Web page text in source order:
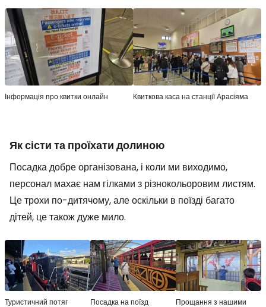
Інформація про квитки онлайн Квиткова каса на станції Арасіяма
Як сісти та проїхати долиною
Посадка добре організована, і коли ми виходимо,
персонал махає нам гілками з різнокольоровим листям.
Це трохи по-дитячому, але оскільки в поїзді багато
дітей, це також дуже мило.
Туристичний потяг
Посадка на поїзд
Прощання з нашими